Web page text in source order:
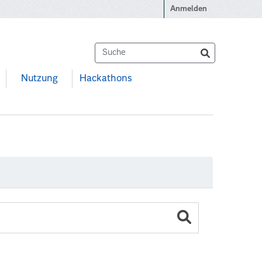
Anmelden
Nutzung Hackathons